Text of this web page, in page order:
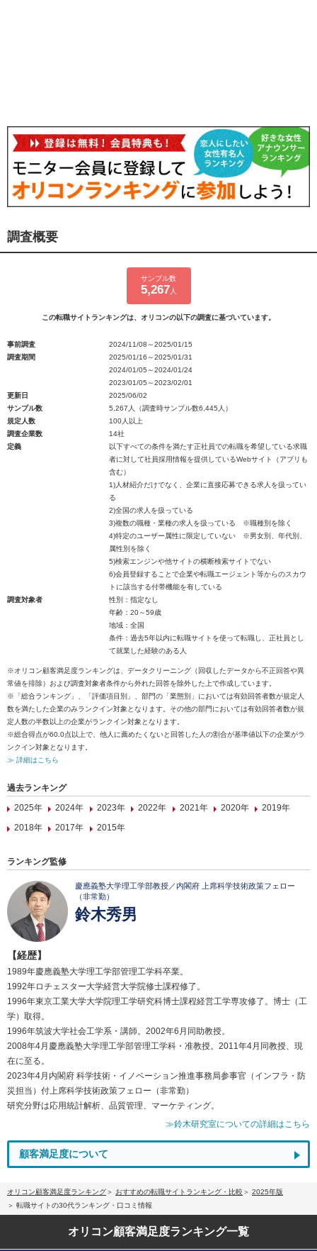
調査概要
サンプル数
5,267 人
この転職サイトランキングは、オリコンの以下の調査に基づいています。
事前調査
2024/11/08～2025/01/15
調査期間
2025/01/16～2025/01/31
2024/01/05～2024/01/24
2023/01/05～2023/02/01
更新日
2025/06/02
サンプル数
5,267人（調査時サンプル数6,445人）
規定人数
100人以上
調査企業数
14社
定義
以下すべての条件を満たす正社員での転職を希望している求職
者に対して社員採用情報を提供しているWebサイト（アプリも
含む）
1)人材紹介だけでなく、企業に直接応募できる求人を扱ってい
る
2)全国の求人を扱っている
3)複数の職種・業種の求人を扱っている ※職種別を除く
4)特定のユーザー属性に限定していない ※男女別、年代別、
属性別を除く
5)検索エンジンや他サイトの横断検索サイトでない
6)会員登録することで企業や転職エージェント等からのスカウ
トに該当する付帯機能を有している
調査対象者
性別：指定なし
年齢：20～59歳
地域：全国
条件：過去5年以内に転職サイトを使って転職し、正社員とし
て就業した経験のある人
※オリコン顧客満足度ランキングは、データクリーニング（回収したデータから不正回答や異
常値を排除）および調査対象者条件から外れた回答を除外した上で作成しています。
※「総合ランキング」、「評価項目別」、部門の「業態別」においては有効回答者数が規定人
数を満たした企業のみランクイン対象となります。その他の部門においては有効回答者数が規
定人数の半数以上の企業がランクイン対象となります。
※総合得点が60.0点以上で、他人に薦めたくないと回答した人の割合が基準値以下の企業がラ
ンクイン対象となります。
≫ 詳細はこちら
過去ランキング
2025年
2024年 2023年 2022年 2021年 2020年
2019年
2018年
2017年 2015年
ランキング監修
慶應義塾大学理工学部教授／内閣府 上席科学技術政策フェロー
（非常勤）
鈴木秀男
【経歴】
1989年慶應義塾大学理工学部管理工学科卒業。
1992年ロチェスター大学経営大学院修士課程修了。
1996年東京工業大学大学院理工学研究科博士課程経営工学専攻修了。博士（工
学）取得。
1996年筑波大学社会工学系・講師。2002年6月同助教授。
2008年4月慶應義塾大学理工学部管理工学科・准教授。2011年4月同教授、現
在に至る。
2023年4月内閣府 科学技術・イノベーション推進事務局参事官（インフラ・防
災担当）付上席科学技術政策フェロー（非常勤）
研究分野は応用統計解析、品質管理、マーケティング。
≫鈴木研究室についての詳細はこちら
顧客満足度について
オリコン顧客満足度ランキング おすすめの転職サイトランキング・比較
2025年版
転職サイトの30代ランキング・口コミ情報
オリコン顧客満足度ランキング一覧